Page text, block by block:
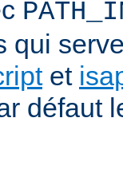
qui
et
défaut